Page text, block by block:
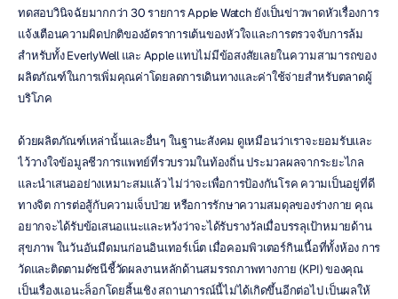
ทดสอบวินิจฉัยมากกว่า 30 รายการ Apple Watch ยังเป็นข่าวพาดหัวเรื่องการ
แจ้งเตือนความผิดปกติของอัตราการเต้นของหัวใจและการตรวจจับการล้ม
สำหรับทั้ง EverlyWell และ Apple แทบไม่มีข้อสงสัยเลยในความสามารถของ
ผลิตภัณฑ์ในการเพิ่มคุณค่าโดยลดการเดินทางและค่าใช้จ่ายสำหรับตลาดผู้
บริโภค
ด้วยผลิตภัณฑ์เหล่านั้นและอื่นๆ ในฐานะสังคม ดูเหมือนว่าเราจะยอมรับและ
ไว้วางใจข้อมูลชีวการแพทย์ที่รวบรวมในท้องถิ่น ประมวลผลจากระยะไกล
และนำเสนออย่างเหมาะสมแล้ว ไม่ว่าจะเพื่อการป้องกันโรค ความเป็นอยู่ที่ดี
ทางจิต การต่อสู้กับความเจ็บป่วย หรือการรักษาความสมดุลของร่างกาย คุณ
อยากจะได้รับข้อเสนอแนะและหวังว่าจะได้รับรางวัลเมื่อบรรลุเป้าหมายด้าน
สุขภาพ ในวันอันมืดมนก่อนอินเทอร์เน็ต เมื่อคอมพิวเตอร์กินเนื้อที่ทั้งห้อง การ
วัดและติดตามดัชนีชี้วัดผลงานหลักด้านสมรรถภาพทางกาย (KPI) ของคุณ
เป็นเรื่องแอนะล็อกโดยสิ้นเชิง สถานการณ์นี้ไม่ได้เกิดขึ้นอีกต่อไป เป็นผลให้